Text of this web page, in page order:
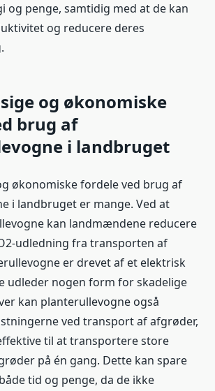
og penge, samtidig med at de kan
og reducere deres
og økonomiske
brug af
i landbruget
økonomiske fordele ved brug af
i landbruget er mange. Ved at
kan landmændene reducere
udledning fra transporten af
er drevet af et elektrisk
udleder nogen form for skadelige
kan planterullevogne også
ved transport af afgrøder,
til at transportere store
på én gang. Dette kan spare
tid og penge, da de ikke